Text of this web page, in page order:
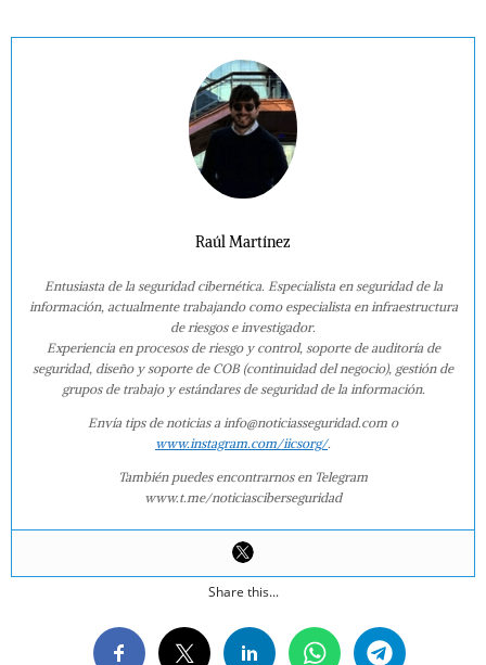
Raúl Martínez
Entusiasta de la seguridad cibernética. Especialista en seguridad de la
información, actualmente trabajando como especialista en infraestructura
de riesgos e investigador.
Experiencia en procesos de riesgo y control, soporte de auditoría de
seguridad, diseño y soporte de COB (continuidad del negocio), gestión de
grupos de trabajo y estándares de seguridad de la información.
Envía tips de noticias a info@noticiasseguridad.com o
www.instagram.com/iicsorg/.
También puedes encontrarnos en Telegram
www.t.me/noticiasciberseguridad
Share this...